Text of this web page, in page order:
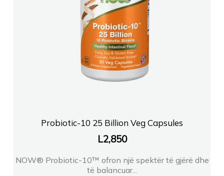
Probiotic-10 25 Billion Veg Capsules
L2,850
NOW® Probiotic-10™ ofron një spektër të gjërë dhe
të balancuar...